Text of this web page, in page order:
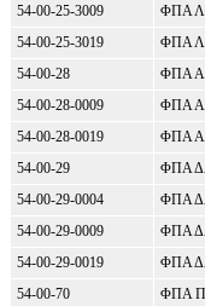
54-00-25-3009
ΦΠΑ
54-00-25-3019
ΦΠΑ
54-00-28
ΦΠΑ
54-00-28-0009
ΦΠΑ
54-00-28-0019
ΦΠΑ
54-00-29
ΦΠΑ
54-00-29-0004
ΦΠΑ
54-00-29-0009
ΦΠΑ
54-00-29-0019
ΦΠΑ
54-00-70
ΦΠΑ